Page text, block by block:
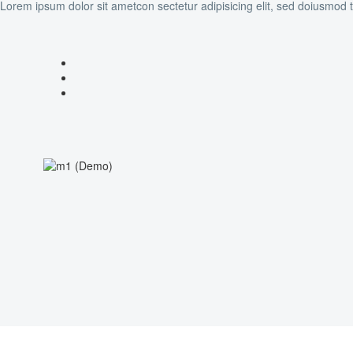
Lorem ipsum dolor sit ametcon sectetur adipisicing elit, sed doiusmod